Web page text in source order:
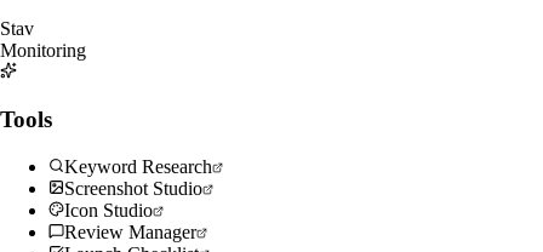
Stav
Monitoring
Tools
Keyword Research
Screenshot Studio
Icon Studio
Review Manager